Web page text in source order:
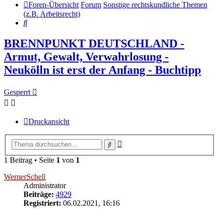
Foren-Übersicht Forum Sonstige rechtskundliche Themen
(z.B. Arbeitsrecht)
Suche
BRENNPUNKT DEUTSCHLAND -
Armut, Gewalt, Verwahrlosung -
Neukölln ist erst der Anfang - Buchtipp
Gesperrt
Druckansicht
Suche
1 Beitrag • Seite 1 von 1
WernerSchell
Administrator
Beiträge: 4929
Registriert: 06.02.2021, 16:16